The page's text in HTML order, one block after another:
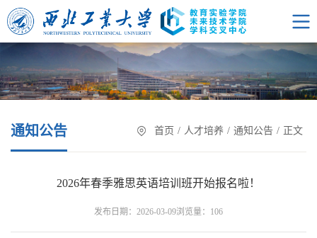
通知公告 首页 / 人才培养 / 通知公告 / 正文
2026年春季雅思英语培训班开始报名啦！
发布日期：2026-03-09浏览量： 106